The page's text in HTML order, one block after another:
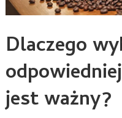
Dlaczego
jest ważny?